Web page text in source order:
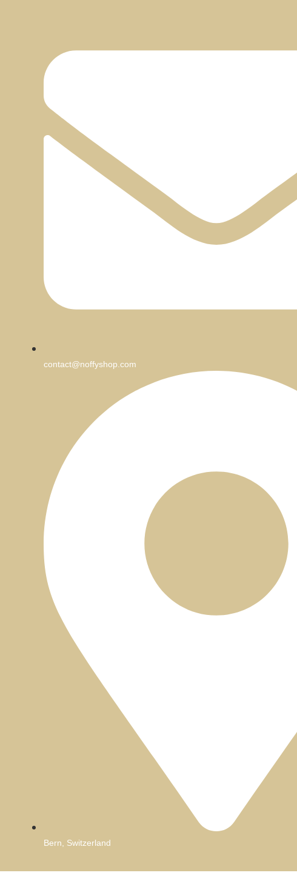
contact@noffyshop.com
Bern, Switzerland